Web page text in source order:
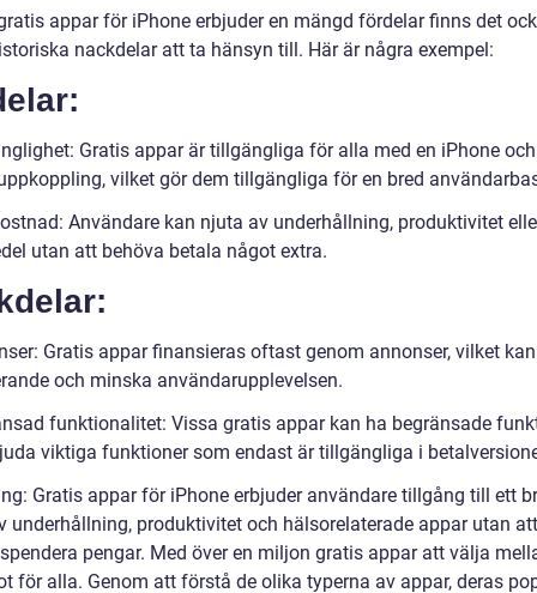
appar för iPhone erbjuder en mängd fördelar finns det
nackdelar att ta hänsyn till. Här är några exempel:
Gratis appar är tillgängliga för alla med en iPhone
vilket gör dem tillgängliga för en bred
Användare kan njuta av underhållning, produktivitet
utan att behöva betala något extra.
Gratis appar finansieras oftast genom annonser, vilket
och minska användarupplevelsen.
funktionalitet: Vissa gratis appar kan ha begränsade
viktiga funktioner som endast är tillgängliga i
Gratis appar för iPhone erbjuder användare tillgång till ett
underhållning, produktivitet och hälsorelaterade appar utan att
pengar. Med över en miljon gratis appar att välja
för alla. Genom att förstå de olika typerna av appar, deras